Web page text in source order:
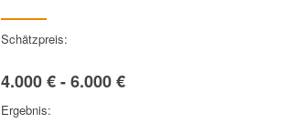
Schätzpreis:
4.000 € - 6.000 €
Ergebnis: